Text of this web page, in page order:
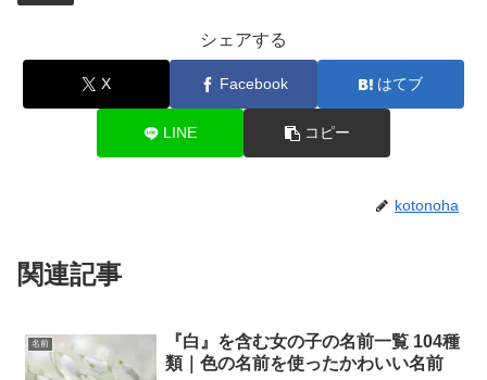
シェアする
X Facebook はてブ
LINE コピー
kotonoha
関連記事
名前
『白』を含む女の子の名前一覧 104種
類｜色の名前を使ったかわいい名前